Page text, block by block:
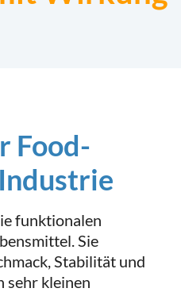
Food-
funktionalen
Sie
Stabilität und
sehr kleinen